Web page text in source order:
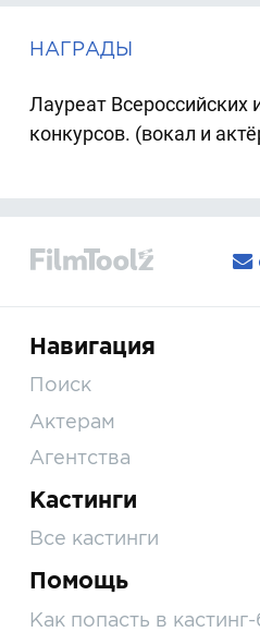
НАГРАДЫ
Лауреат Всероссийских
конкурсов. (вокал и
Навигация
Поиск
Актерам
Агентства
Кастинги
Все кастинги
Помощь
Как попасть в кастинг-